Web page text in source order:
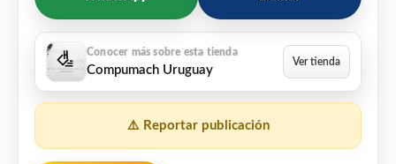
Compumach Uruguay
⚠️ Reportar publicación